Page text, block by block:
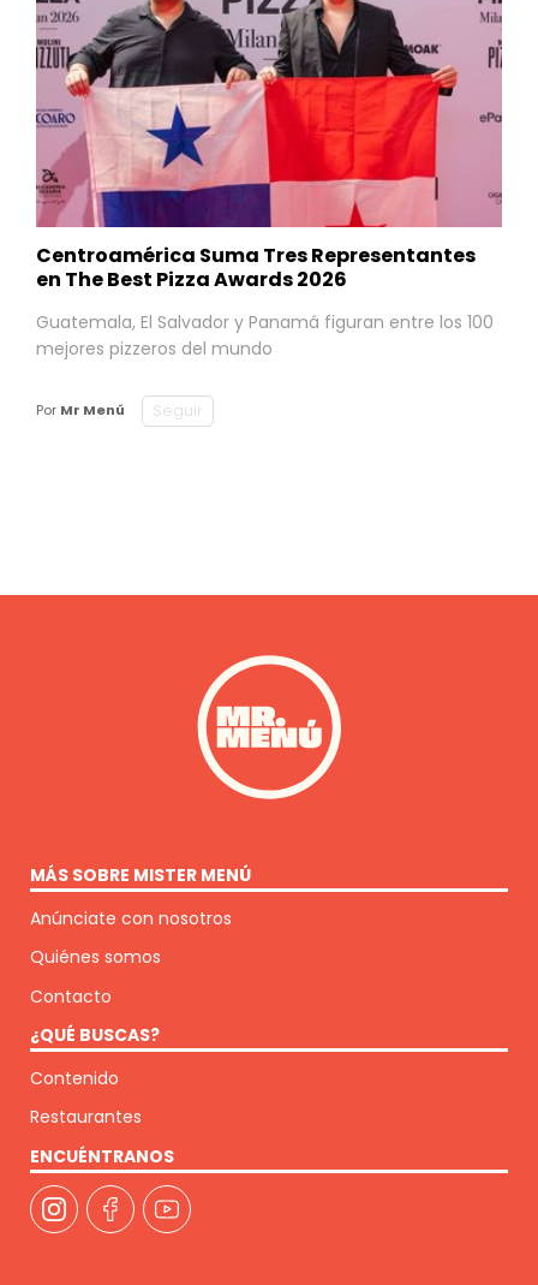
Centroamérica Suma Tres Representantes
en The Best Pizza Awards 2026
Guatemala, El Salvador y Panamá figuran entre los 100
mejores pizzeros del mundo
Por Mr Menú Seguir
MÁS SOBRE MISTER MENÚ
Anúnciate con nosotros
Quiénes somos
Contacto
¿QUÉ BUSCAS?
Contenido
Restaurantes
ENCUÉNTRANOS